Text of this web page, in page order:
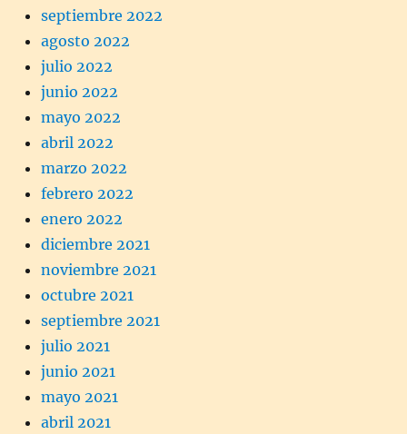
septiembre 2022
agosto 2022
julio 2022
junio 2022
mayo 2022
abril 2022
marzo 2022
febrero 2022
enero 2022
diciembre 2021
noviembre 2021
octubre 2021
septiembre 2021
julio 2021
junio 2021
mayo 2021
abril 2021